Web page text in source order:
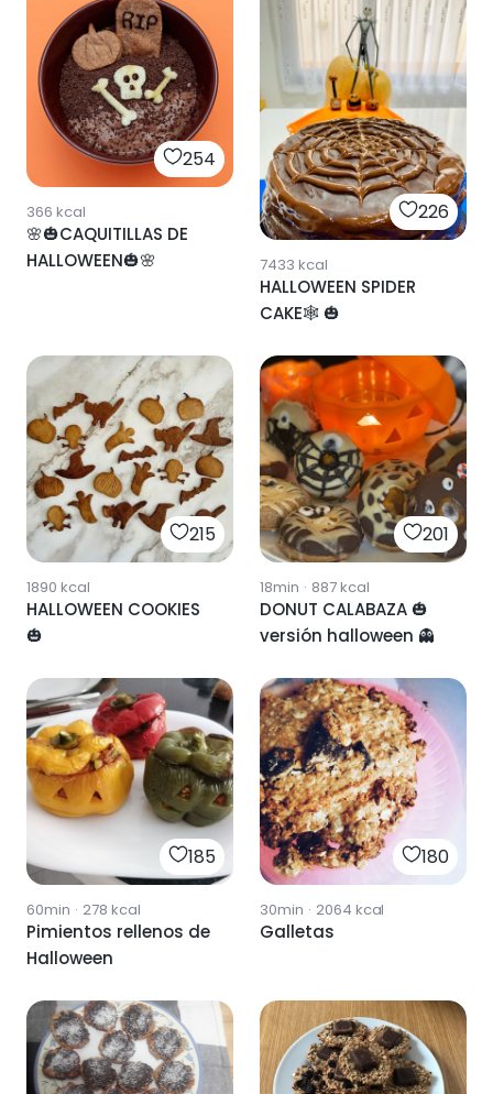
254
366 kcal
🌸🎃CAQUITILLAS DE
HALLOWEEN🎃🌸
226
7433 kcal
HALLOWEEN SPIDER
CAKE🕸 🎃
215
1890 kcal
HALLOWEEN COOKIES
🎃
201
18min · 887kcal
DONUT CALABAZA 🎃
versión halloween 👻
185
60min · 278 kcal
Pimientos rellenos de
Halloween
180
30min · 2064 kcal
Galletas